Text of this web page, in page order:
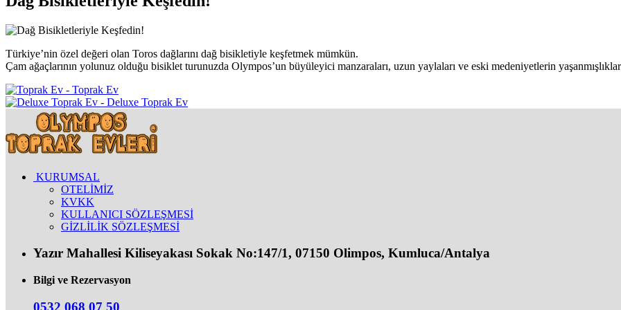
Türkiye’nin özel değeri olan Toros dağlarını dağ bisikletiyle keşfetmek mümkün.
Çam ağaçlarının yolunuz olduğu bisiklet turunuzda Olympos’un büyüleyici manzaraları, uzun yaylaları ve eski medeniyetlerin
Toprak Ev
Deluxe Toprak Ev
KURUMSAL
OTELİMİZ
KVKK
KULLANICI SÖZLEŞMESİ
GİZLİLİK SÖZLEŞMESİ
Yazır Mahallesi Kiliseyakası Sokak No:147/1, 07150 Olimpos, Kumluca/Antalya
Bilgi ve Rezervasyon
0532 068 07 50